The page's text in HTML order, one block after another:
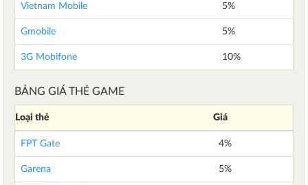
Vietnam Mobile 5%
Gmobile 5%
3G Mobifone 10%
BẢNG GIÁ THẺ GAME
Loại thẻ Giá
FPT Gate 4%
Garena 5%